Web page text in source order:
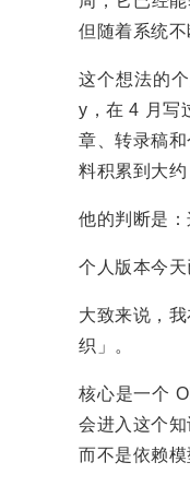
但随着系统不
这个想法的
y，在 4 月写
章、转录稿
料积累到大
他的判断是
个人版本今
大致来说，
织」。
核心是一个
会进入这个
而不是依赖模